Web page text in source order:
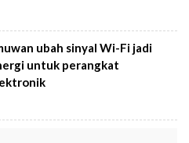
ubah sinyal Wi-Fi jadi
untuk perangkat